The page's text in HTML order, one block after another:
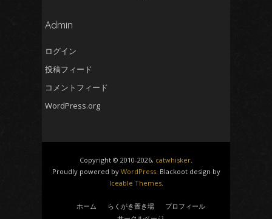
2024年7月
2023年11月(4)
2023年9月(5)
Admin
ログイン
投稿フィード
コメントフィード
WordPress.org
Copyright © 2010-2026, catwhisker.
Proudly powered by WordPress. Blackoot design by
Iceable Themes.
ホーム らくがき置き場
プロフィール